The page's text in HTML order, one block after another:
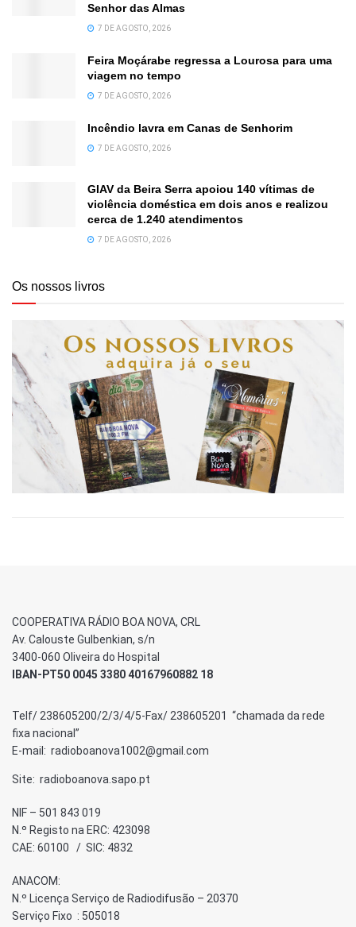
Senhor das Almas
7 DE AGOSTO, 2026
Feira Moçárabe regressa a Lourosa para uma
viagem no tempo
7 DE AGOSTO, 2026
Incêndio lavra em Canas de Senhorim
7 DE AGOSTO, 2026
GIAV da Beira Serra apoiou 140 vítimas de
violência doméstica em dois anos e realizou
cerca de 1.240 atendimentos
7 DE AGOSTO, 2026
Os nossos livros
COOPERATIVA RÁDIO BOA NOVA, CRL
Av. Calouste Gulbenkian, s/n
3400-060 Oliveira do Hospital
IBAN-PT50 0045 3380 40167960882 18
Telf/ 238605200/2/3/4/5-Fax/ 238605201 “chamada da rede
fixa nacional”
E-mail: radioboanova1002@gmail.com
Site: radioboanova.sapo.pt
NIF – 501 843 019
N.º Registo na ERC: 423098
CAE: 60100 / SIC: 4832
ANACOM:
N.º Licença Serviço de Radiodifusão – 20370
Serviço Fixo : 505018